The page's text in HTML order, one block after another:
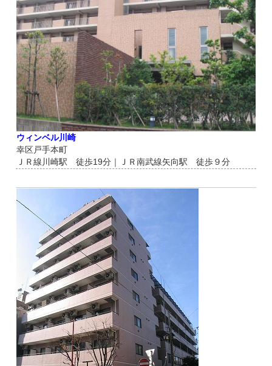
ウィンベル川崎
幸区戸手本町
ＪＲ線川崎駅 徒歩19分｜ＪＲ南武線矢向駅 徒歩９分